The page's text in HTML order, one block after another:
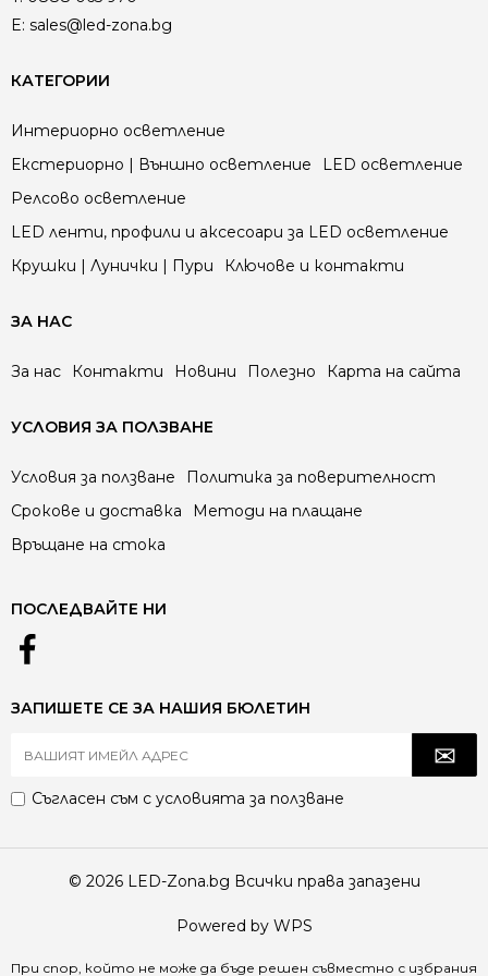
студено бяло, както и ярки акцентни цветове
за креативни проекти в интериора и екстериора.
E: sales@led-zona.bg
КАТЕГОРИИ
Интериорно осветление
Екстериорно | Външно осветление
LED осветление
Релсово осветление
LED ленти, профили и аксесоари за LED осветление
Крушки | Лунички | Пури
Ключове и контакти
ЗА НАС
За нас Контакти Новини Полезно Карта на сайта
УСЛОВИЯ ЗА ПОЛЗВАНЕ
Условия за ползване
Политика за поверителност
Срокове и доставка
Методи на плащане
Връщане на стока
ПОСЛЕДВАЙТЕ НИ
ЗАПИШЕТЕ СЕ ЗА НАШИЯ БЮЛЕТИН
Съгласен съм с условията за ползване
© 2026 LED-Zona.bg Всички права запазени
Powered by WPS
При спор, който не може да бъде решен съвместно с избрания